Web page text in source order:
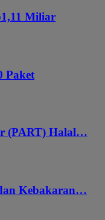
Miliar
Paket
(PART) Halal…
Kebakaran…